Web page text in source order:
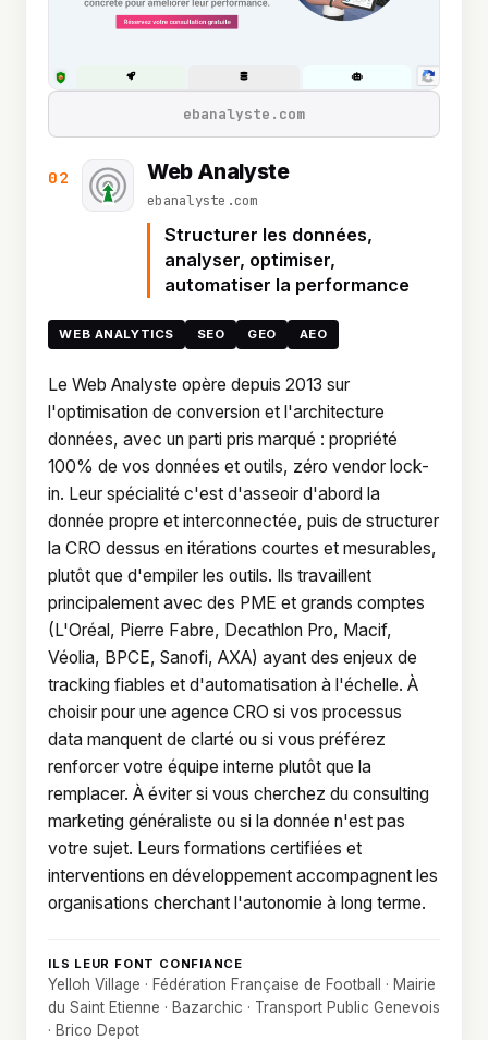
02 Web Analyste
ebanalyste.com
Structurer les données,
analyser, optimiser,
automatiser la performance
WEB ANALYTICS SEO GEO AEO
Le Web Analyste opère depuis 2013 sur
l'optimisation de conversion et l'architecture
données, avec un parti pris marqué : propriété
100% de vos données et outils, zéro vendor lock-
in. Leur spécialité c'est d'asseoir d'abord la
donnée propre et interconnectée, puis de structurer
la CRO dessus en itérations courtes et mesurables,
plutôt que d'empiler les outils. Ils travaillent
principalement avec des PME et grands comptes
(L'Oréal, Pierre Fabre, Decathlon Pro, Macif,
Véolia, BPCE, Sanofi, AXA) ayant des enjeux de
tracking fiables et d'automatisation à l'échelle. À
choisir pour une agence CRO si vos processus
data manquent de clarté ou si vous préférez
renforcer votre équipe interne plutôt que la
remplacer. À éviter si vous cherchez du consulting
marketing généraliste ou si la donnée n'est pas
votre sujet. Leurs formations certifiées et
interventions en développement accompagnent les
organisations cherchant l'autonomie à long terme.
ILS LEUR FONT CONFIANCE
Yelloh Village · Fédération Française de Football · Mairie
du Saint Etienne · Bazarchic · Transport Public Genevois
· Brico Depot
ebanalyste.com